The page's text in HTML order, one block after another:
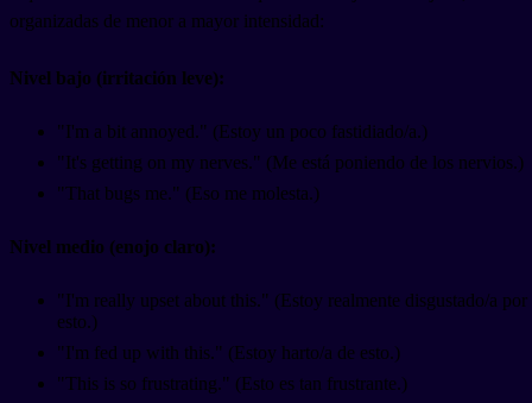
organizadas de menor a mayor intensidad:
Nivel bajo (irritación leve):
"I'm a bit annoyed." (Estoy un poco fastidiado/a.)
"It's getting on my nerves." (Me está poniendo de los nervios.)
"That bugs me." (Eso me molesta.)
Nivel medio (enojo claro):
"I'm really upset about this." (Estoy realmente disgustado/a por
esto.)
"I'm fed up with this." (Estoy harto/a de esto.)
"This is so frustrating." (Esto es tan frustrante.)